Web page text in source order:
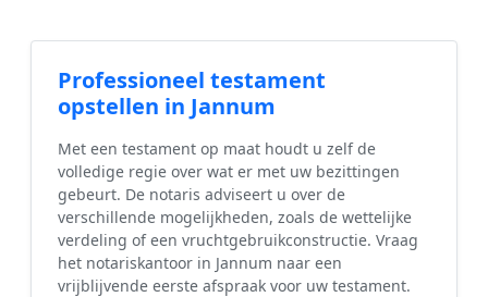
Professioneel testament
opstellen in Jannum
Met een testament op maat houdt u zelf de
volledige regie over wat er met uw bezittingen
gebeurt. De notaris adviseert u over de
verschillende mogelijkheden, zoals de wettelijke
verdeling of een vruchtgebruikconstructie. Vraag
het notariskantoor in Jannum naar een
vrijblijvende eerste afspraak voor uw testament.